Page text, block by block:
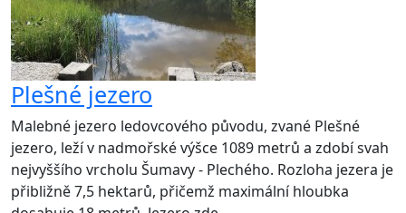
Plešné jezero
Malebné jezero ledovcového původu, zvané Plešné
jezero, leží v nadmořské výšce 1089 metrů a zdobí svah
nejvyššího vrcholu Šumavy - Plechého. Rozloha jezera je
přibližně 7,5 hektarů, přičemž maximální hloubka